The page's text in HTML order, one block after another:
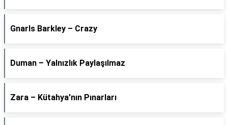
Gnarls Barkley – Crazy
Duman – Yalnızlık Paylaşılmaz
Zara – Kütahya'nın Pınarları